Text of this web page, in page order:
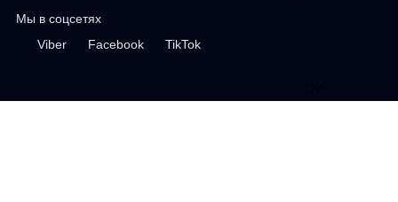
Мы в соцсетях
Viber
Facebook TikTok